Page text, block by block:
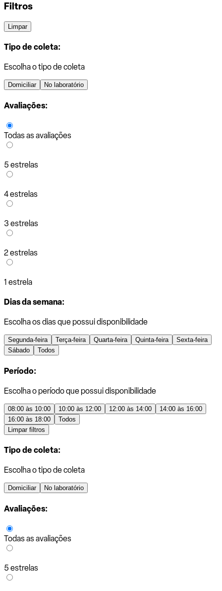
Filtros
Limpar
Tipo de coleta:
Escolha o tipo de coleta
Domiciliar No laboratório
Avaliações:
Todas as avaliações
5 estrelas
4 estrelas
3 estrelas
2 estrelas
1 estrela
Dias da semana:
Escolha os dias que possui disponibilidade
Segunda-feira Terça-feira Quarta-feira Quinta-feira
Sexta-feira
Sábado
Todos
Período:
Escolha o período que possui disponibilidade
08:00 às 10:00 10:00 às 12:00 12:00 às 14:00
14:00 às 16:00
16:00 às 18:00
Todos
Limpar filtros
Tipo de coleta:
Escolha o tipo de coleta
Domiciliar No laboratório
Avaliações:
Todas as avaliações
5 estrelas